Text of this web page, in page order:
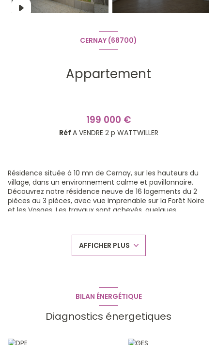
CERNAY (68700)
Appartement
199 000 €
Réf A VENDRE 2 p WATTWILLER
Résidence située à 10 mn de Cernay, sur les hauteurs du
village, dans un environnement calme et pavillonnaire.
Découvrez notre résidence neuve de 16 logements du 2
pièces au 3 pièces, avec vue imprenable sur la Forêt Noire
et les Vosges. Les travaux sont achevés, quelques
en rez de jardin avec terrasse de 11 m² orientée ouest et un
jardin de 53 m² clôturé.
Frais de notaire réduits. Possibilité parking et garage. Autres
projet. Autres appartements disponibles sur ENSIHEIM,
Soultzmatt, Riedisheim, Landser et sur toute la région
Plus de renseignements auprès de Valérie Lieb
lot 103
AFFICHER PLUS
BILAN ÉNERGÉTIQUE
Diagnostics énergetiques